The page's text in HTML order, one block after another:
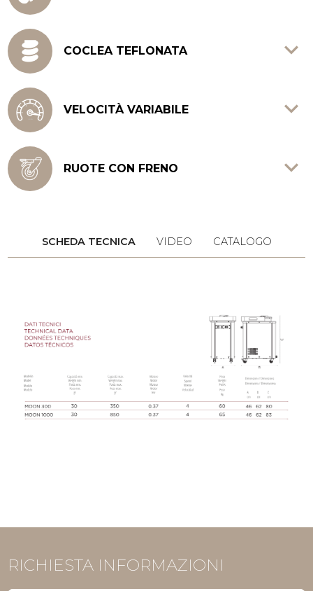
COCLEA TEFLONATA
VELOCITÀ VARIABILE
RUOTE CON FRENO
SCHEDA TECNICA VIDEO CATALOGO
RICHIESTA INFORMAZIONI